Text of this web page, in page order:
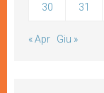
30 31
« Apr Giu »